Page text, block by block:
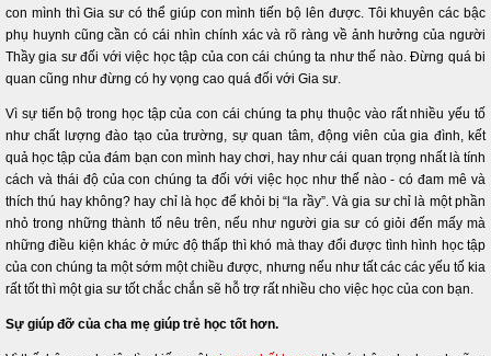
con mình thì Gia sư có thể giúp con mình tiến bộ lên được. Tôi khuyên các bậc
phụ huynh cũng cần có cái nhìn chính xác và rõ ràng về ảnh hưởng của người
Thầy gia sư đối với việc học tập của con cái chúng ta như thế nào. Đừng quá bi
quan cũng như đừng có hy vọng cao quá đối với Gia sư.
Vì sự tiến bộ trong học tập của con cái chúng ta phụ thuộc vào rất nhiều yếu tố
như chất lượng đào tạo của trường, sự quan tâm, động viên của gia đình, kết
quả học tập của đám bạn con mình hay chơi, hay như cái quan trọng nhất là tính
cách và thái độ của con chúng ta đối với việc học như thế nào - có đam mê và
thích thú hay không? hay chỉ là học để khỏi bị “la rầy”. Và gia sư chỉ là một phần
nhỏ trong những thành tố nêu trên, nếu như người gia sư có giỏi đến mấy mà
những điều kiện khác ở mức độ thấp thì khó mà thay đổi được tình hình học tập
của con chúng ta một sớm một chiều được, nhưng nếu như tất các các yếu tố kia
rất tốt thì một gia sư tốt chắc chắn sẽ hỗ trợ rất nhiều cho việc học của con bạn.
Sự giúp đỡ của cha mẹ giúp trẻ học tốt hơn.